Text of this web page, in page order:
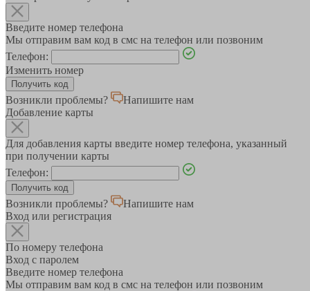
Введите номер телефона
Мы отправим вам код в смс на телефон или позвоним
Телефон:
Изменить номер
Возникли проблемы?
Напишите нам
Добавление карты
Для добавления карты введите номер телефона, указанный
при получении карты
Телефон:
Возникли проблемы?
Напишите нам
Вход или регистрация
По номеру телефона
Вход с паролем
Введите номер телефона
Мы отправим вам код в смс на телефон или позвоним